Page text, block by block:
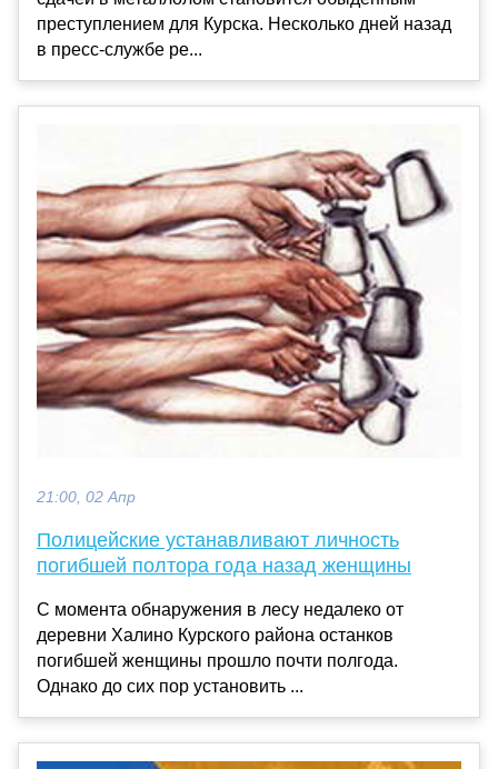
преступлением для Курска. Несколько дней назад
в пресс-службе ре...
21:00, 02 Апр
Полицейские устанавливают личность
погибшей полтора года назад женщины
С момента обнаружения в лесу недалеко от
деревни Халино Курского района останков
погибшей женщины прошло почти полгода.
Однако до сих пор установить ...